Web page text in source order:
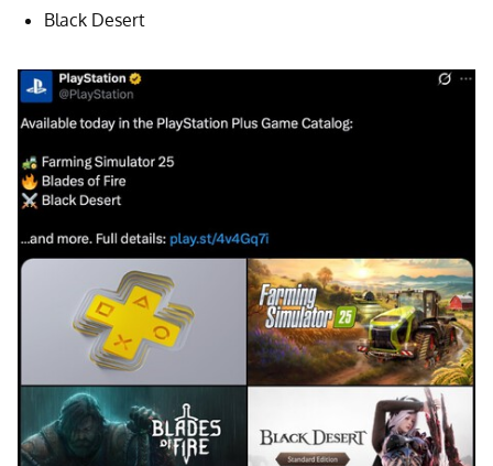
Black Desert